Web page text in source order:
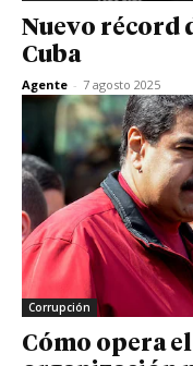
Nuevo récord
Cuba
Agente - 7 agosto 2025
Corrupción
Cómo opera